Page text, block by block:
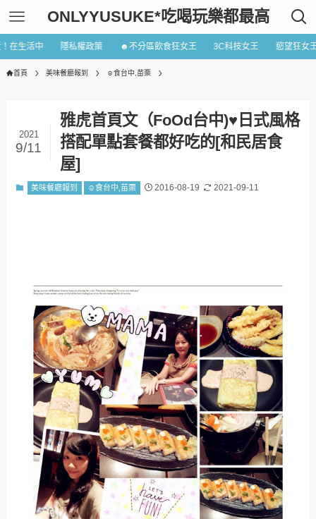
ONLYYUSUKE*吃喝玩樂都最高
在生活中 隱私權政策 ☻不分區飲食狂女王 3C科技女王 慾望狂女
首頁 美味餐廳報到 ☺食台中,苗栗
雅虎首頁文（FoOd台中)♥日式風格
搭配單點套餐都好吃的[和民居食
屋]
2021
9/11
美味餐廳報到 ☺食台中,苗栗 2016-08-19 2021-09-11